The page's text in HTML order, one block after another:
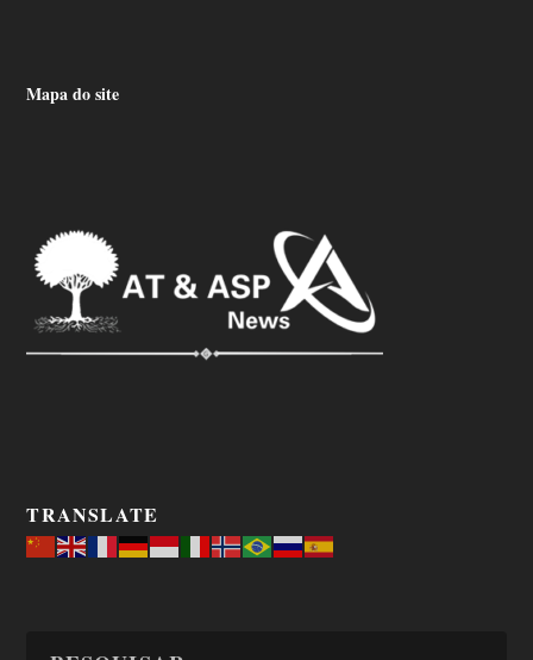
Mapa do site
TRANSLATE